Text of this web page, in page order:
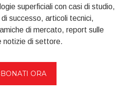
superficiali con casi di studio,
successo, articoli tecnici,
di mercato, report sulle
notizie di settore.
ORA